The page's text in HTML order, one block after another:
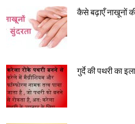
कैसे बढ़ाएँ नाखूनों
गुर्दे की पथरी का